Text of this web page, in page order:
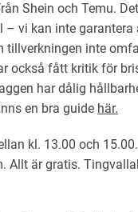
Shein och Temu.
– vi kan inte
tillverkningen inte
också fått kritik för
har dålig
en bra guide här.
kl. 13.00 och
Allt är gratis.